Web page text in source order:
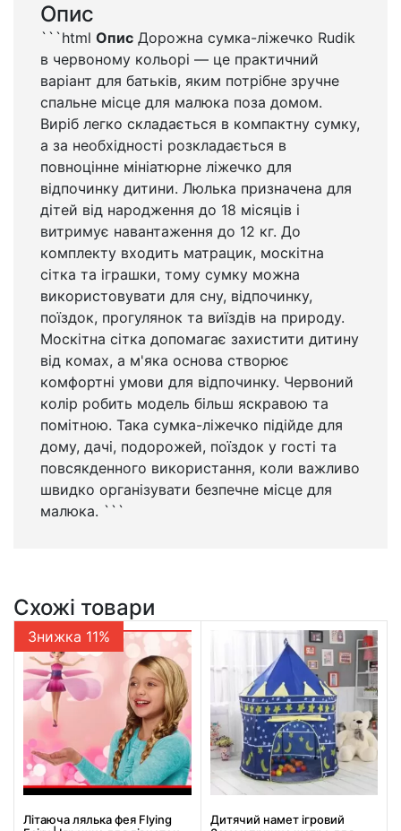
Опис
```html Опис Дорожна сумка-ліжечко Rudik
в червоному кольорі — це практичний
варіант для батьків, яким потрібне зручне
спальне місце для малюка поза домом.
Виріб легко складається в компактну сумку,
а за необхідності розкладається в
повноцінне мініатюрне ліжечко для
відпочинку дитини. Люлька призначена для
дітей від народження до 18 місяців і
витримує навантаження до 12 кг. До
комплекту входить матрацик, москітна
сітка та іграшки, тому сумку можна
використовувати для сну, відпочинку,
поїздок, прогулянок та виїздів на природу.
Москітна сітка допомагає захистити дитину
від комах, а м'яка основа створює
комфортні умови для відпочинку. Червоний
колір робить модель більш яскравою та
помітною. Така сумка-ліжечко підійде для
дому, дачі, подорожей, поїздок у гості та
повсякденного використання, коли важливо
швидко організувати безпечне місце для
малюка. ```
Схожі товари
Знижка 11%
Літаюча лялька фея Flying
Дитячий намет ігровий